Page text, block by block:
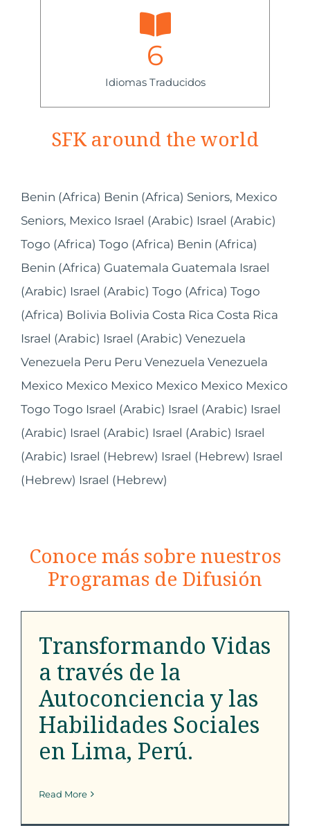
6
Idiomas Traducidos
SFK around the world
Benin (Africa) Benin (Africa) Seniors, Mexico
Seniors, Mexico Israel (Arabic) Israel (Arabic)
Togo (Africa) Togo (Africa) Benin (Africa)
Benin (Africa) Guatemala Guatemala Israel
(Arabic) Israel (Arabic) Togo (Africa) Togo
(Africa) Bolivia Bolivia Costa Rica Costa Rica
Israel (Arabic) Israel (Arabic) Venezuela
Venezuela Peru Peru Venezuela Venezuela
Mexico Mexico Mexico Mexico Mexico Mexico
Togo Togo Israel (Arabic) Israel (Arabic) Israel
(Arabic) Israel (Arabic) Israel (Arabic) Israel
(Arabic) Israel (Hebrew) Israel (Hebrew) Israel
(Hebrew) Israel (Hebrew)
Conoce más sobre nuestros
Programas de Difusión
Transformando Vidas a
través de la
Autoconciencia y las
Lima, Perú.
Programa de Alcance
Transformando Vidas
a través de la
Autoconciencia y las
Habilidades Sociales
en Lima, Perú.
Read More